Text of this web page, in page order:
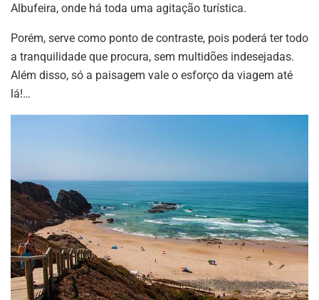
Albufeira, onde há toda uma agitação turística.
Porém, serve como ponto de contraste, pois poderá ter todo
a tranquilidade que procura, sem multidões indesejadas.
Além disso, só a paisagem vale o esforço da viagem até
lá!…